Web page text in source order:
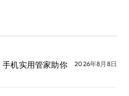
机实用管家助你
2026年8月8日